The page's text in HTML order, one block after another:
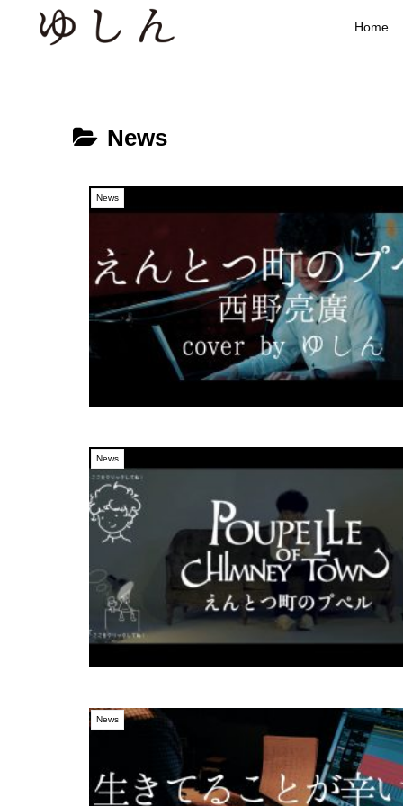
Home
News
News
News
News